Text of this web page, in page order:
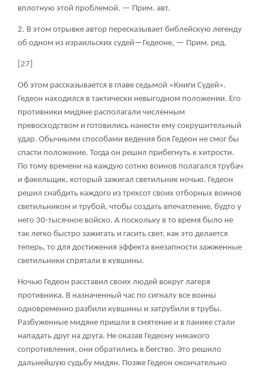
вплотную этой проблемой. — Прим. авт.
2. В этом отрывке автор пересказывает библейскую легенду
об одном из израильских судей—Гедеоне, — Прим. ред.
[27]
Об этом рассказывается в главе седьмой «Книги Судей».
Гедеон находился в тактически невыгодном положении. Его
противники мидяне располагали численным
превосходством и готовились нанести ему сокрушительный
удар. Обычными способами ведения боя Гедеон не смог бы
спасти положение. Тогда он решил прибегнуть к хитрости.
По тому времени на каждую сотню воинов полагался трубач
и факельщик, который зажигал светильник ночью. Гедеон
решил снабдить каждого из трехсот своих отборных воинов
светильником и трубой, чтобы создать впечатление, будто у
него 30-тысячное войско. А поскольку в то время было не
так легко быстро зажигать и гасить свет, как это делается
теперь, то для достижения эффекта внезапности зажженные
светильники спрятали в кувшины.
Ночью Гедеон расставил своих людей вокруг лагеря
противника. В назначенный час по сигналу все воины
одновременно разбили кувшины и затрубили в трубы.
Разбуженные мидяне пришли в смятение и в панике стали
нападать друг на друга. Не оказав Гедеону никакого
сопротивления, они обратились в бегство. Это решило
дальнейшую судьбу мидян. Позже Гедеон окончательно